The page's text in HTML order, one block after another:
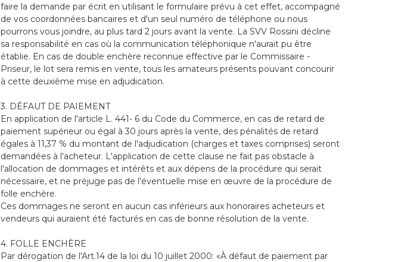
faire la demande par écrit en utilisant le formulaire prévu à cet effet, accompagné
de vos coordonnées bancaires et d'un seul numéro de téléphone ou nous
pourrons vous joindre, au plus tard 2 jours avant la vente. La SVV Rossini décline
sa responsabilité en cas où la communication téléphonique n'aurait pu être
établie. En cas de double enchère reconnue effective par le Commissaire -
Priseur, le lot sera remis en vente, tous les amateurs présents pouvant concourir
à cette deuxième mise en adjudication.
3. DÉFAUT DE PAIEMENT
En application de l'article L. 441- 6 du Code du Commerce, en cas de retard de
paiement supérieur ou égal à 30 jours après la vente, des pénalités de retard
égales à 11,37 % du montant de l'adjudication (charges et taxes comprises) seront
demandées à l'acheteur. L'application de cette clause ne fait pas obstacle à
l'allocation de dommages et intérêts et aux dépens de la procédure qui serait
nécessaire, et ne préjuge pas de l'éventuelle mise en œuvre de la procédure de
folle enchère.
Ces dommages ne seront en aucun cas inférieurs aux honoraires acheteurs et
vendeurs qui auraient été facturés en cas de bonne résolution de la vente.
4. FOLLE ENCHÈRE
Par dérogation de l'Art.14 de la loi du 10 juillet 2000: «À défaut de paiement par